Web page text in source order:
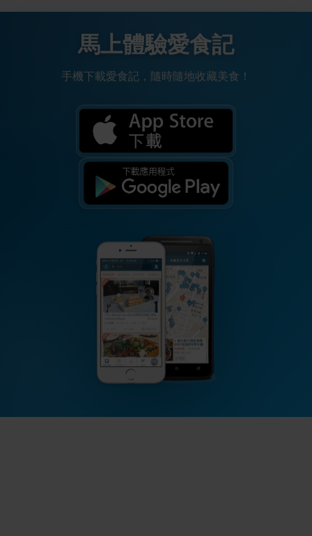
馬上體驗愛食記
手機下載愛食記，隨時隨地收藏美食！